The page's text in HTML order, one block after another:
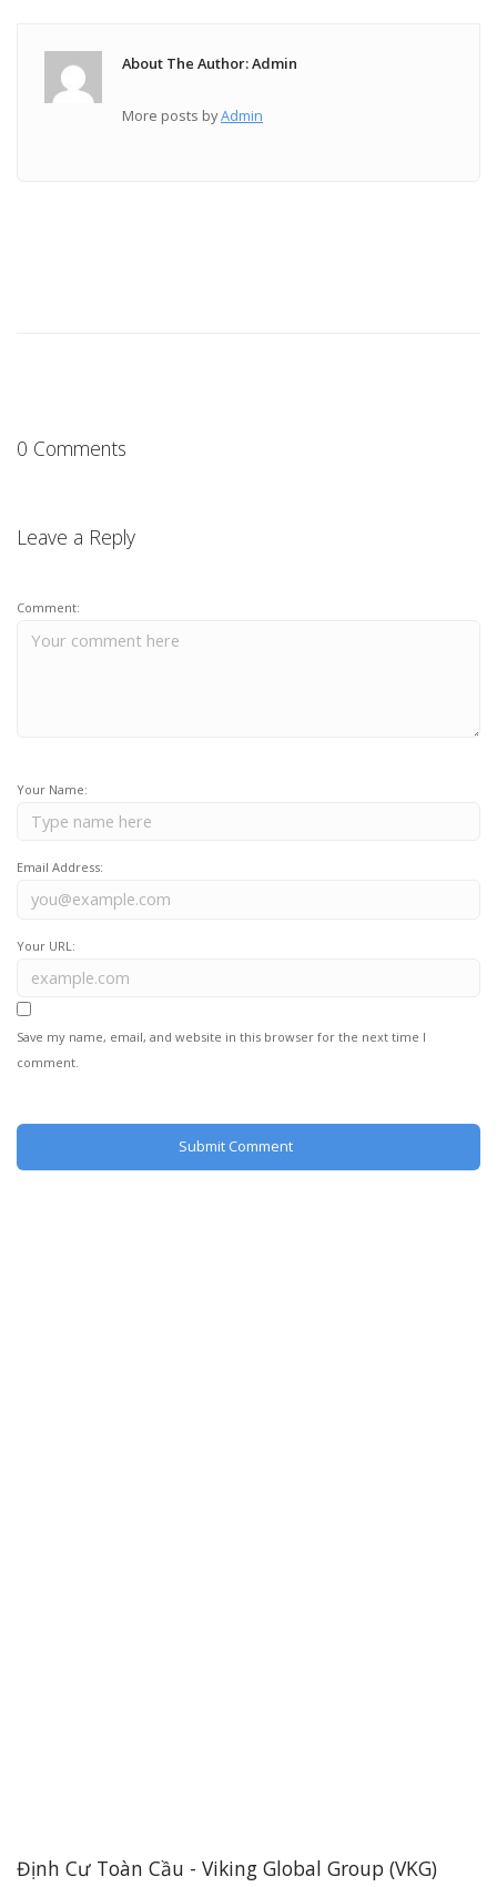
About The Author: Admin
More posts byAdmin
0 Comments
Leave a Reply
Comment:
Your Name:
Email Address:
Your URL:
Save my name, email, and website in this browser for the next time I
comment.
Định Cư Toàn Cầu - Viking Global Group (VKG)